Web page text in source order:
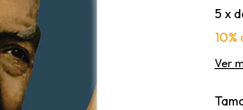
5 x
Ver